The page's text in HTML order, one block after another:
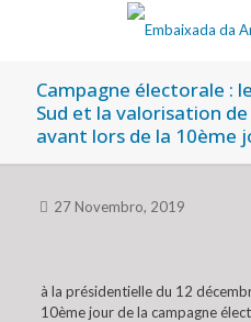
Campagne électorale :
Sud et la valorisation de
avant lors de la 10ème
27 Novembro, 2019
à la présidentielle du 12
10ème jour de la campagne